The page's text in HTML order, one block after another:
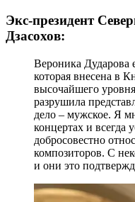
Экс-президент
Дзасохов:
Вероника Дударова
которая внесена в
высочайшего
разрушила
дело – мужское. Я
концертах и всегда
добросовестно
композиторов. С
и они это